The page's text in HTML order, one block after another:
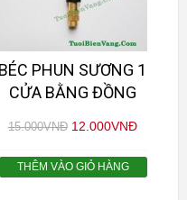
BÉC PHUN SƯƠNG 1
CỬA BẰNG ĐỒNG
15.000VNĐ 12.000VNĐ
THÊM VÀO GIỎ HÀNG